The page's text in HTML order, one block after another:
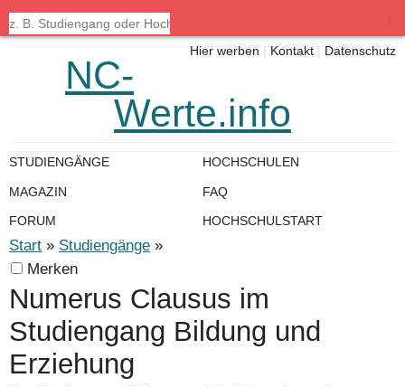
Start » Studiengänge »
Merken
Numerus Clausus im
Studiengang Bildung und
Erziehung
Hier werben Kontakt Datenschutz
NC-
Werte.info
STUDIENGÄNGE HOCHSCHULEN
MAGAZIN FAQ
FORUM HOCHSCHULSTART